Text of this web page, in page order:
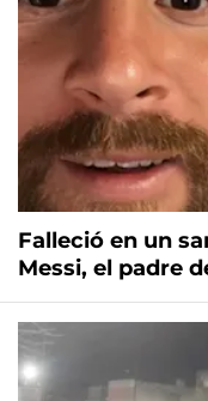
Falleció en un
Messi, el padre